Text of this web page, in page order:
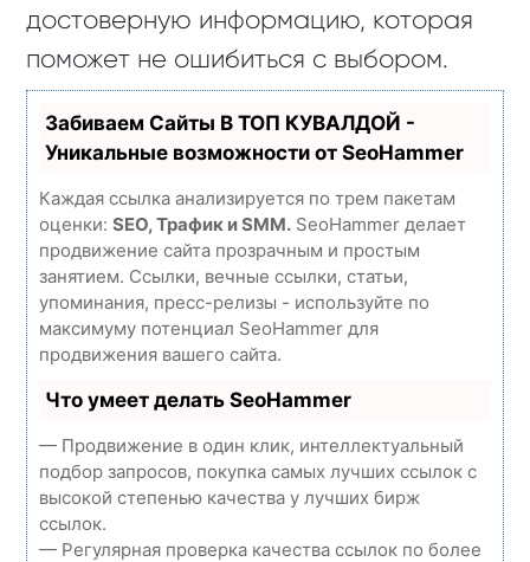
достоверную информацию, которая
поможет не ошибиться с выбором.
Забиваем Сайты В ТОП КУВАЛДОЙ -
Уникальные возможности от SeoHammer
Каждая ссылка анализируется по трем пакетам
оценки: SEO, Трафик и SMM. SeoHammer делает
продвижение сайта прозрачным и простым
занятием. Ссылки, вечные ссылки, статьи,
упоминания, пресс-релизы - используйте по
максимуму потенциал SeoHammer для
продвижения вашего сайта.
Что умеет делать SeoHammer
— Продвижение в один клик, интеллектуальный
подбор запросов, покупка самых лучших ссылок с
высокой степенью качества у лучших бирж
ссылок.
— Регулярная проверка качества ссылок по более